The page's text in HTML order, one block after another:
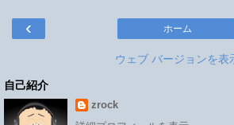
‹ ホーム
ウェブ バージョンを表
自己紹介
zrock